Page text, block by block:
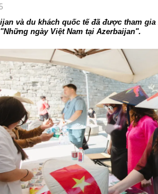
và du khách quốc tế đã được tham
ngày Việt Nam tại Azerbaijan".